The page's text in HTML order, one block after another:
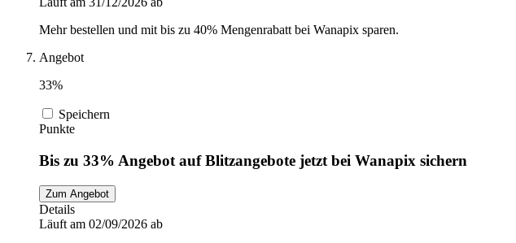
Mehr bestellen und mit bis zu 40% Mengenrabatt bei Wanapix sparen.
Angebot
33%
Speichern
Punkte
Bis zu 33% Angebot auf Blitzangebote jetzt bei Wanapix sichern
Zum Angebot
Details
Läuft am 02/09/2026 ab